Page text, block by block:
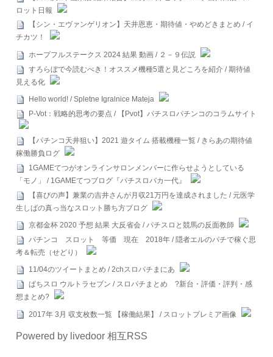
ロット日報
【シン・エヴァンゲリオン】天井恩恵・期待値・やめどきまとめ / イ
チカツ！
ホープフルステークス 2024 結果 動画 / ２－９伝説
すろらぼで今読むべき！オススメ機種5選と見どころを紹介 / 期待値
見える化
Hello world! / Spletne Igralnice Mateja
P-Vot：戦略的思考の要点 / 【Pvot】パチスロパチンコのコラムサイト
【パチンコ天井狙い】2021 遊タイム 搭載機種一覧 / きらあの期待値
稼働勝負ログ
1GAMEてつがオンラインサロンメンバーに作らせようとしている
「モノ」 / 1GAMEてつブログ『パチスロバカ一代』
【喜びの声】兼業の吉井さんが月収21万円を達成されました / 元医学
生しばの真っ当なスロット勝ち方ブログ
京都金杯 2020 予想 結果 大反省会 / パチスロと競馬の反面教師
パチンコ スロット 等価 現在 2018年 / 隠者エルのパチで稼ぐ思
考＆転売（せどり）
11/04のツイートまとめ / 2chスロパチまにあ
ぱちスロ ウルトラセブン / スロパチまとめ ?新台・評価・評判・感
想まとめ?
2017年 3月 収支枚数一覧 【稼働結果】 / スロットプレミア画像
Powered by livedoor 相互RSS